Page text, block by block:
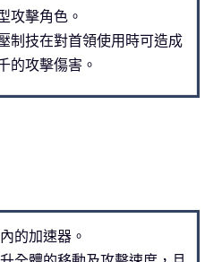
攻擊角色。
制技在對首領使用時可造成
的攻擊傷害。
的加速器。